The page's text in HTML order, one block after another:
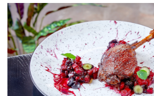
ARTYKUŁY
W
KATEGORII